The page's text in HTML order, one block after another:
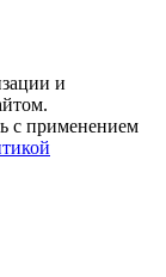
и
с применением